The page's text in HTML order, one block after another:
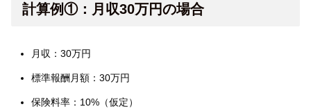
計算例①：月収30万円の場合
月収：30万円
標準報酬月額：30万円
保険料率：10%（仮定）